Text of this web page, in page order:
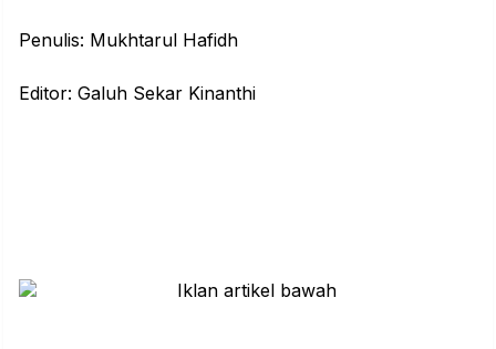
Penulis: Mukhtarul Hafidh
Editor: Galuh Sekar Kinanthi